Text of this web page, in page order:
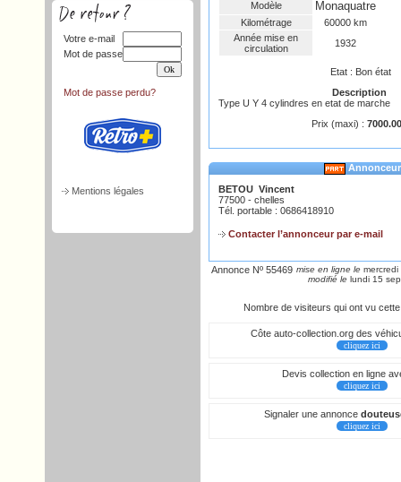
Votre e-mail
Mot de passe
Mot de passe perdu?
Mentions légales
Modèle Monaquatre
Kilométrage
60000 km
Année mise en
circulation
1932
Etat : Bon état
Description
Type U Y 4 cylindres en etat de marche
Prix (maxi) :
Annonceur
BETOU Vincent
77500 - chelles
Tél. portable : 0686418910
Contacter l’annonceur par e-mail
Annonce Nº 55469 mise en ligne le
modifié le lundi 15
Nombre de visiteurs qui ont vu
Côte auto-collection.org des
cliquez ici
Devis collection en ligne
cliquez ici
Signaler une annonce
cliquez ici